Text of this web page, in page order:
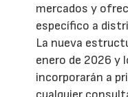
mercados y
específico a
La nueva
enero de 2026 y
incorporarán a